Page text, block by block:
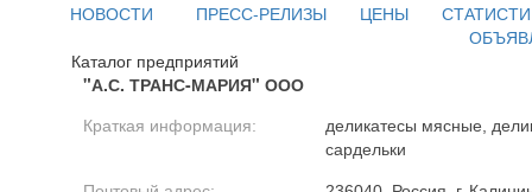
НОВОСТИ ПРЕСС-РЕЛИЗЫ ЦЕНЫ
Каталог предприятий
"А.С. ТРАНС-МАРИЯ" ООО
Краткая информация:
деликатесы мясные,
сардельки